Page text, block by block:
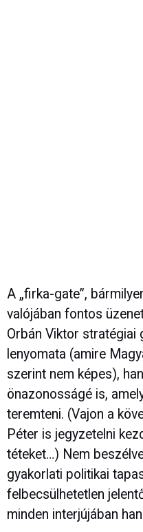
A „firka-gate”,
valójában fontos
Orbán Viktor stratégiai
lenyomata (amire
szerint nem képes),
önazonosságé is,
teremteni. (Vajon a
Péter is jegyzetelni
téteket…) Nem
gyakorlati politikai
felbecsülhetetlen
minden interjújában